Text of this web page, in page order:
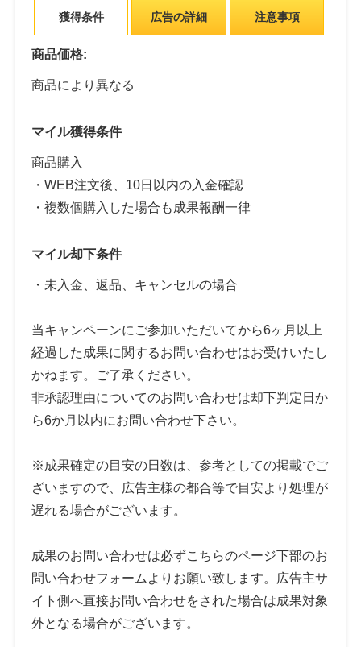
獲得条件 広告の詳細 注意事項
商品価格:
商品により異なる
マイル獲得条件
商品購入
・WEB注文後、10日以内の入金確認
・複数個購入した場合も成果報酬一律
マイル却下条件
・未入金、返品、キャンセルの場合
当キャンペーンにご参加いただいてから6ヶ月以上
経過した成果に関するお問い合わせはお受けいたし
かねます。ご了承ください。
非承認理由についてのお問い合わせは却下判定日か
ら6か月以内にお問い合わせ下さい。
※成果確定の目安の日数は、参考としての掲載でご
ざいますので、広告主様の都合等で目安より処理が
遅れる場合がございます。
成果のお問い合わせは必ずこちらのページ下部のお
問い合わせフォームよりお願い致します。広告主サ
イト側へ直接お問い合わせをされた場合は成果対象
外となる場合がございます。